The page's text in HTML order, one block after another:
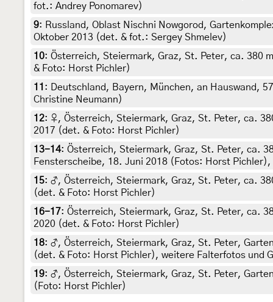
fot.: Andrey Ponomarev)
9: Russland, Oblast Nischni Nowgorod,
Oktober 2013 (det. & fot.: Sergey Shmelev)
10: Österreich, Steiermark, Graz, St. Peter, ca. 380
& Foto: Horst Pichler)
11 :
Deutschland, Bayern, München, an Hauswand,
Christine Neumann)
12: ♀, Österreich, Steiermark, Graz, St. Peter, ca.
2017 (det. & Foto: Horst Pichler)
13-14: Österreich, Steiermark, Graz, St. Peter, ca.
Fensterscheibe, 18. Juni 2018 (Fotos: Horst
15: ♂, Österreich, Steiermark, Graz, St. Peter, ca.
(det. & Foto: Horst Pichler)
16-17: Österreich, Steiermark, Graz, St. Peter, ca.
2020 (det. & Foto: Horst Pichler)
18: ♂, Österreich, Steiermark, Graz, St. Peter,
(det. & Foto: Horst Pichler), weitere Falterfotos und
19: ♂, Österreich, Steiermark, Graz, St. Peter,
(Foto: Horst Pichler)